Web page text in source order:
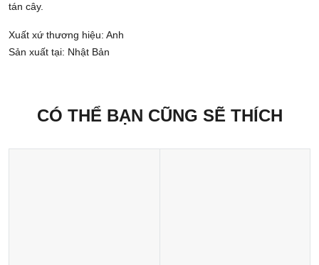
tán cây.
Xuất xứ thương hiệu: Anh
Sản xuất tại: Nhật Bản
CÓ THỂ BẠN CŨNG SẼ THÍCH